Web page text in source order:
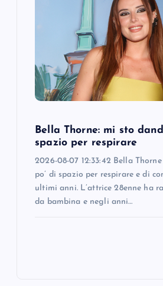
Bella Thorne: mi sto
spazio per respirare
2026-08-07 12:33:42 Bella Thorne
po’ di spazio per respirare e di
ultimi anni. L’attrice 28enne ha
da bambina e negli anni…